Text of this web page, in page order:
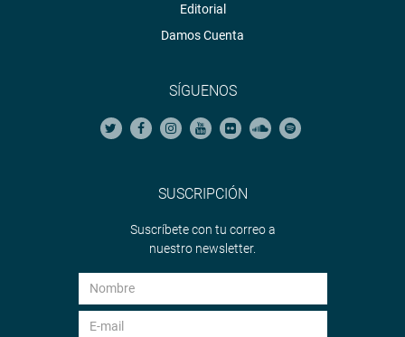
Editorial
Damos Cuenta
SÍGUENOS
SUSCRIPCIÓN
Suscríbete con tu correo a
nuestro newsletter.